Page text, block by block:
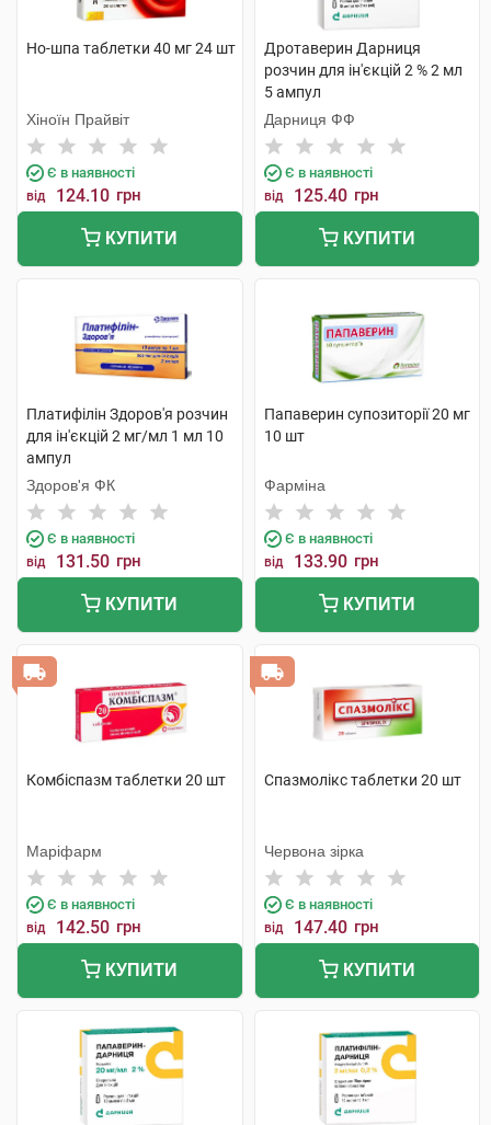
Но-шпа таблетки 40 мг 24 шт
Хіноїн Прайвіт
Є в наявності
від 124.10 грн
КУПИТИ
Дротаверин Дарниця
розчин для ін'єкцій 2 % 2 мл
5 ампул
Дарниця ФФ
Є в наявності
від 125.40 грн
КУПИТИ
Платифілін Здоров'я розчин
для ін'єкцій 2 мг/мл 1 мл 10
ампул
Здоров'я ФК
Є в наявності
від 131.50 грн
КУПИТИ
Папаверин супозиторії 20 мг
10 шт
Фарміна
Є в наявності
від 133.90 грн
КУПИТИ
Комбіспазм таблетки 20 шт
Маріфарм
Є в наявності
від 142.50 грн
КУПИТИ
Спазмолікс таблетки 20 шт
Червона зірка
Є в наявності
від 147.40 грн
КУПИТИ